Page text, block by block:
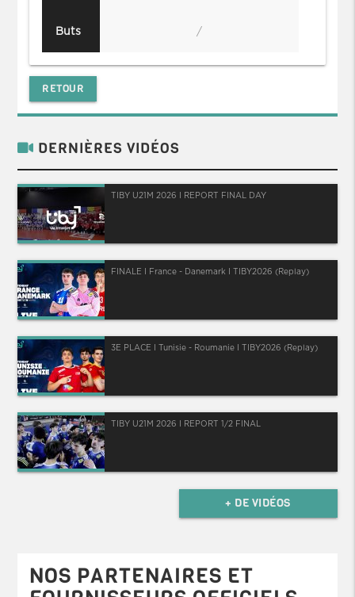
Buts /
RETOUR
DERNIÈRES VIDÉOS
TIBY U21M 2026 I REPORT FINAL DAY
FINALE I France - Danemark I TIBY2026 (Replay)
3E PLACE I Tunisie - Roumanie I TIBY2026 (Replay)
TIBY U21M 2026 I REPORT 1/2 FINAL
+ DE VIDÉOS
NOS PARTENAIRES ET